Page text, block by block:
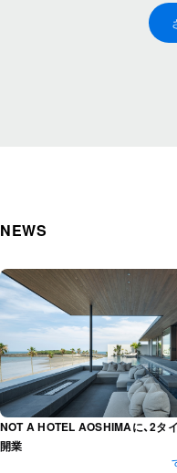
NEWS
NOT A HOTEL AOSHIMAに、2タ
開業